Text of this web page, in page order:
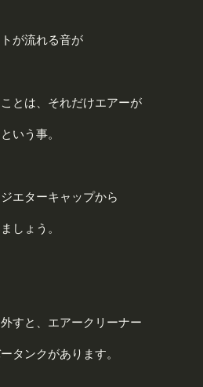
が流れる音が
とは、それだけエアーが
いう事。
エターキャップから
しょう。
すと、エアークリーナー
タンクがあります。